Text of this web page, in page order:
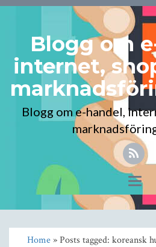
Blogg om
internet,
Blogg om e-handel,
Home» Posts tagged: koreansk